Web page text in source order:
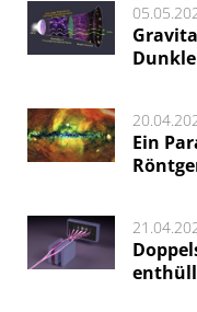
Ein